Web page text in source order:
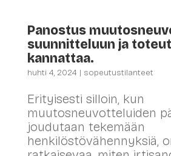
Panostus
suunnitteluun ja
kannattaa.
huhti 4, 2024 | sopeutustilanteet
Erityisesti silloin, kun
muutosneuvotteluiden
joudutaan tekemään
henkilöstövähennyksiä,